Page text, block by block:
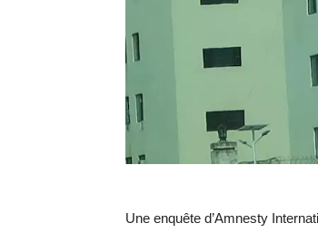
Une enquête d’Amnesty